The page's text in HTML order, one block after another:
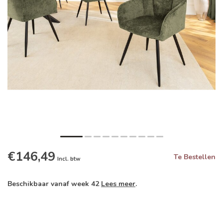
€146,49 Incl. btw Te Bestellen
Beschikbaar vanaf week 42 Lees meer.